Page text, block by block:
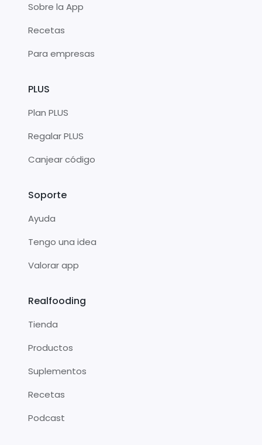
Sobre la App
Recetas
Para empresas
PLUS
Plan PLUS
Regalar PLUS
Canjear código
Soporte
Ayuda
Tengo una idea
Valorar app
Realfooding
Tienda
Productos
Suplementos
Recetas
Podcast